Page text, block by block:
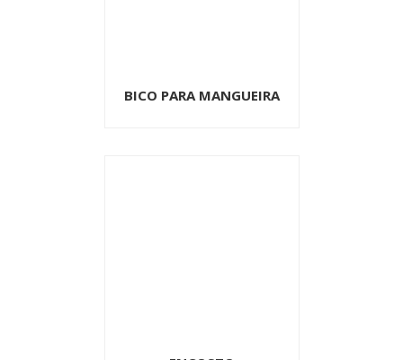
BICO PARA MANGUEIRA